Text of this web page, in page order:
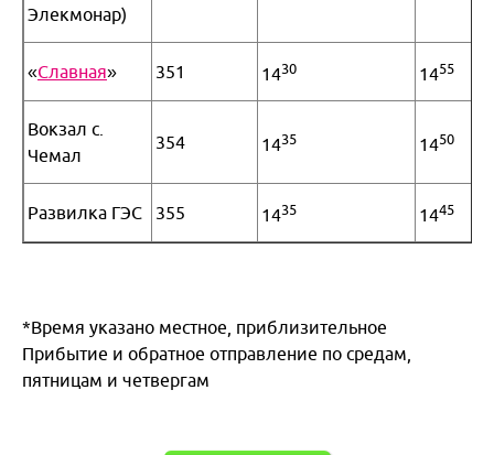
Элекмонар)
«Славная» 351 1430 1455
Вокзал с.
Чемал
354 1435 1450
Развилка ГЭС 355 1435 1445
*Время указано местное, приблизительное
Прибытие и обратное отправление по средам,
пятницам и четвергам